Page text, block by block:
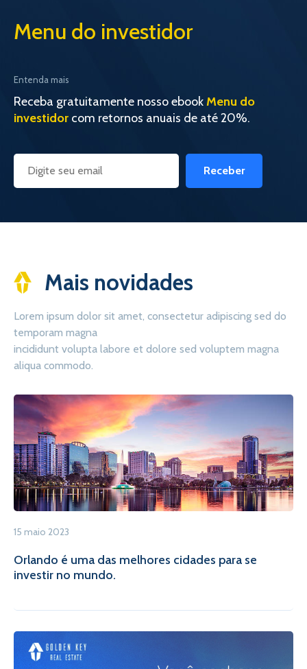
Menu do investidor
Entenda mais
Receba gratuitamente nosso ebookMenu do
investidor com retornos anuais de até 20%.
Receber
Mais novidades
Lorem ipsum dolor sit amet, consectetur adipiscing sed do
temporam magna
incididunt volupta labore et dolore sed voluptem magna
aliqua commodo.
15 maio 2023
Orlando é uma das melhores cidades para se
investir no mundo.